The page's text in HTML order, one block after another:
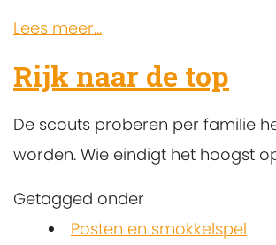
Lees meer...
Rijk naar de top
De scouts proberen per familie
worden. Wie eindigt het hoogst
Getagged onder
Posten en smokkelspel